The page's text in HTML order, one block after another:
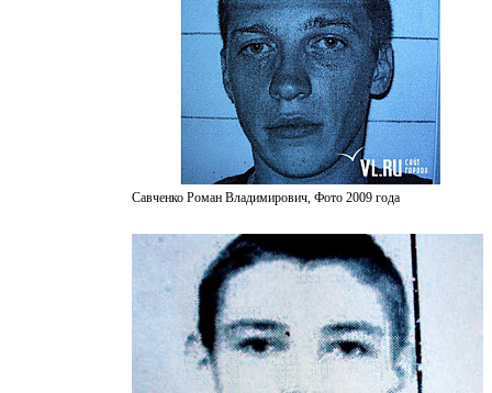
Савченко Роман Владимирович, Фото 2009 года